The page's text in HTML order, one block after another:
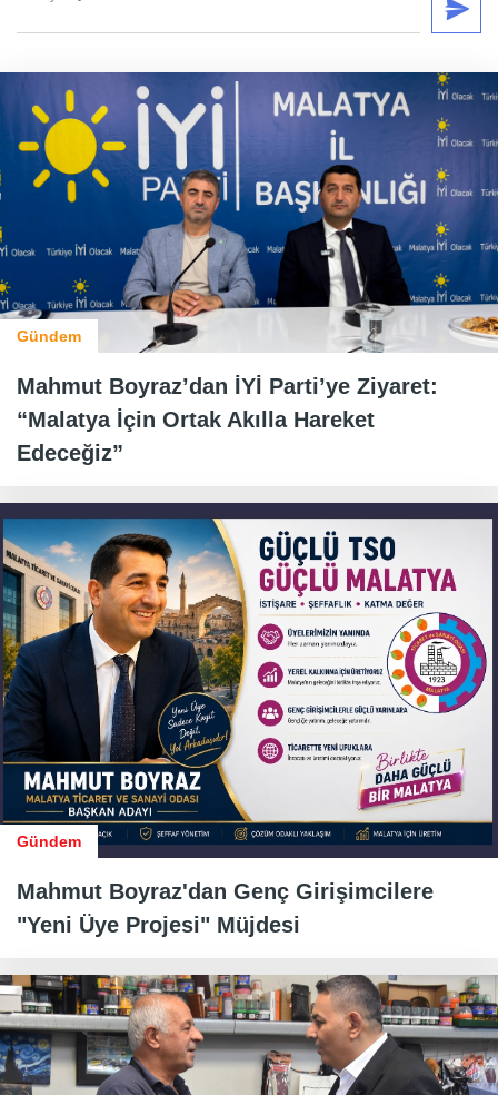
Gündem
Mahmut Boyraz’dan İYİ Parti’ye Ziyaret:
“Malatya İçin Ortak Akılla Hareket
Edeceğiz”
Gündem
Mahmut Boyraz'dan Genç Girişimcilere
"Yeni Üye Projesi" Müjdesi